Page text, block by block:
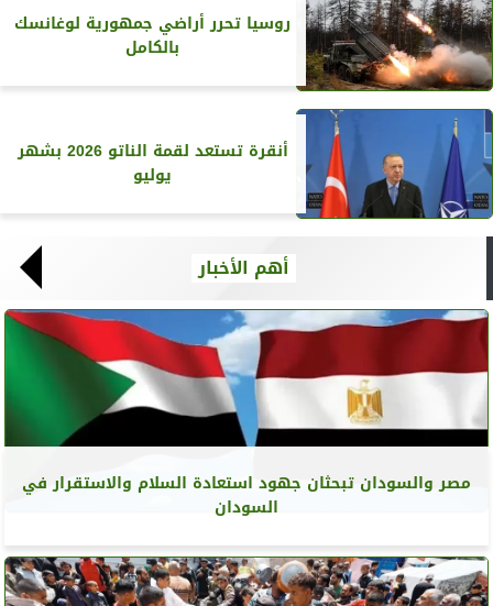
روسيا تحرر أراضي جمهورية لوغانسك
بالكامل
أنقرة تستعد لقمة الناتو 2026 بشهر
يوليو
أهم الأخبار
مصر والسودان تبحثان جهود استعادة السلام والاستقرار في
السودان